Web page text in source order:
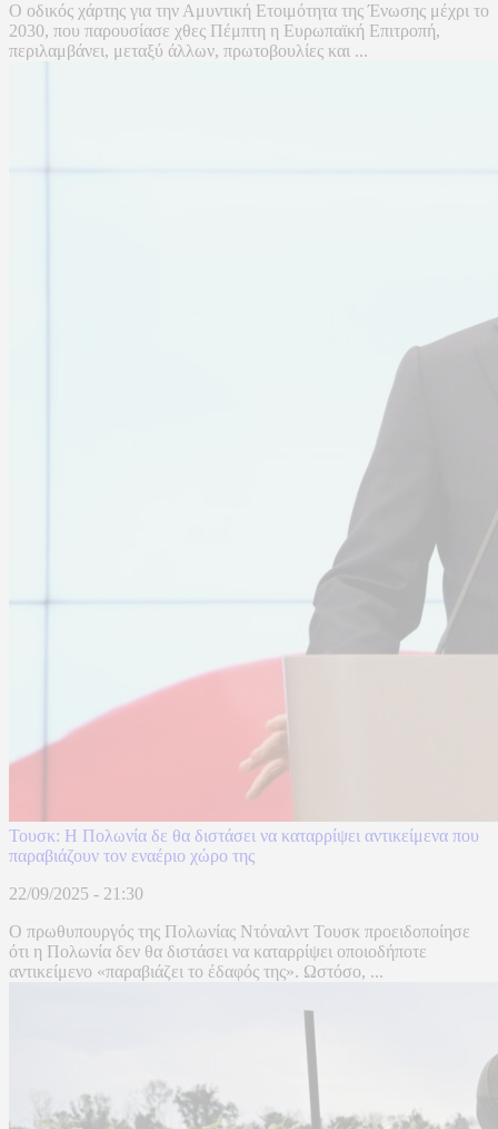
Ο οδικός χάρτης για την Αμυντική Ετοιμότητα της Ένωσης μέχρι το
2030, που παρουσίασε χθες Πέμπτη η Ευρωπαϊκή Επιτροπή,
περιλαμβάνει, μεταξύ άλλων, πρωτοβουλίες και ...
Τουσκ: Η Πολωνία δε θα διστάσει να καταρρίψει αντικείμενα που
παραβιάζουν τον εναέριο χώρο της
22/09/2025 - 21:30
Ο πρωθυπουργός της Πολωνίας Ντόναλντ Τουσκ προειδοποίησε
ότι η Πολωνία δεν θα διστάσει να καταρρίψει οποιοδήποτε
αντικείμενο «παραβιάζει το έδαφός της». Ωστόσο, ...